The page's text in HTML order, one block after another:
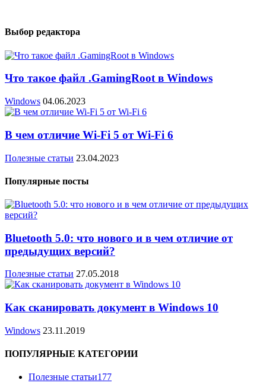
Выбор редактора
Что такое файл .GamingRoot в Windows
Windows 04.06.2023
В чем отличие Wi-Fi 5 от Wi-Fi 6
Полезные статьи 23.04.2023
Популярные посты
Bluetooth 5.0: что нового и в чем отличие от
предыдущих версий?
Полезные статьи 27.05.2018
Как сканировать документ в Windows 10
Windows 23.11.2019
ПОПУЛЯРНЫЕ КАТЕГОРИИ
Полезные статьи177